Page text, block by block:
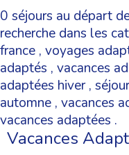
0 séjours au départ
recherche dans les
france , voyages
adaptés , vacances
adaptées hiver,
automne , vacances
vacances adaptées .
Vacances